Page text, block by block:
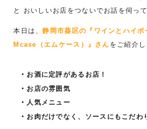
と おいしいお店をつないでお話を伺っ
本日は、静岡市葵区の『ワインとハイボ
Mcase（エムケース）』さん をご紹介
お酒に定評があるお店！
お店の雰囲気
人気メニュー
お肉だけでなく、ソースにもこだわ